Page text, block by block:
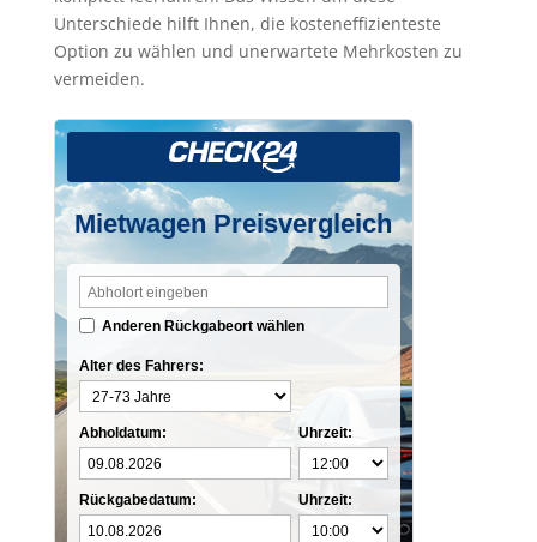
Unterschiede hilft Ihnen, die kosteneffizienteste
Option zu wählen und unerwartete Mehrkosten zu
vermeiden.
Mietwagen Preisvergleich
Anderen Rückgabeort wählen
Alter des Fahrers:
Abholdatum:
Rückgabedatum:
Uhrzeit:
Uhrzeit: